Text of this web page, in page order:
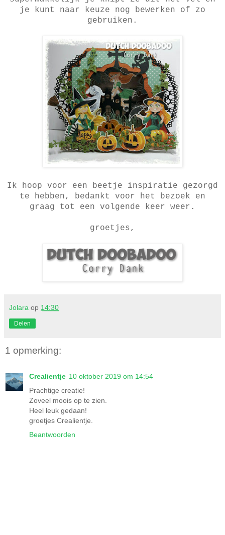
je kunt naar keuze nog bewerken of zo
gebruiken.
Ik hoop voor een beetje inspiratie gezorgd
te hebben, bedankt voor het bezoek en
graag tot een volgende keer weer.
groetjes,
Jolara op 14:30
Delen
1 opmerking:
Crealientje 10 oktober 2019 om 14:54
Prachtige creatie!
Zoveel moois op te zien.
Heel leuk gedaan!
groetjes Crealientje.
Beantwoorden